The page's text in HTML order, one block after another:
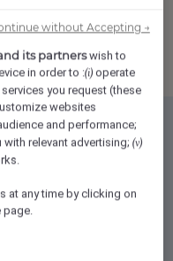
its partnerswish to
in order to :(i) operate
you request (these
websites
and performance;
with relevant advertising;(v)
at any time by clicking on
page.
without Accepting →